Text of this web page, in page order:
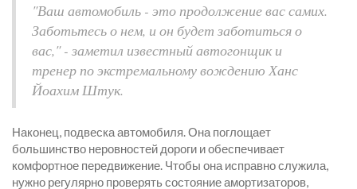
"Ваш автомобиль - это продолжение вас самих.
Заботьтесь о нем, и он будет заботиться о
вас," - заметил известный автогонщик и
тренер по экстремальному вождению Ханс
Йоахим Штук.
Наконец, подвеска автомобиля. Она поглощает
большинство неровностей дороги и обеспечивает
комфортное передвижение. Чтобы она исправно служила,
нужно регулярно проверять состояние амортизаторов,